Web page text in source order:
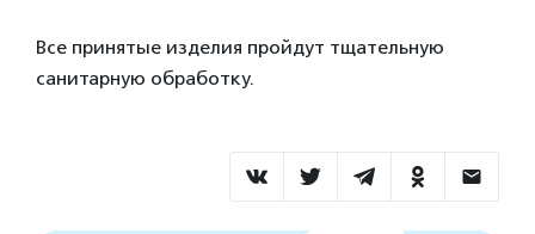
Все принятые изделия пройдут тщательную
санитарную обработку.